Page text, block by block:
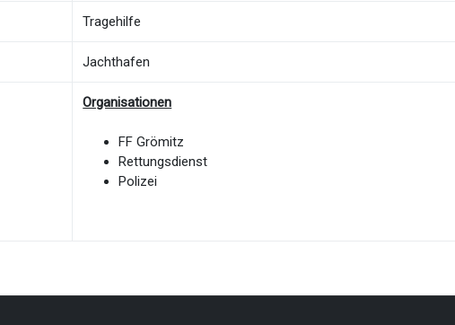
Tragehilfe
Jachthafen
Organisationen
FF Grömitz
Rettungsdienst
Polizei